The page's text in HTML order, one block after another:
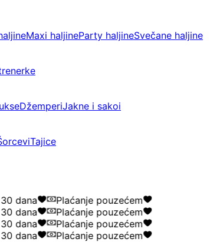
Maxi haljineParty haljineSvečane haljine
DžemperiJakne i sakoi
Tajice
Plaćanje pouzećem
Plaćanje pouzećem
Plaćanje pouzećem
Plaćanje pouzećem